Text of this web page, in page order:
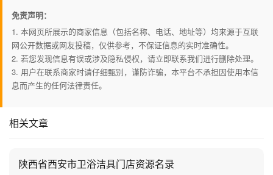
免责声明：
1. 本网页所展示的商家信息（包括名称、电话、地址等）均来源于互联
网公开数据或网友投稿，仅供参考，不保证信息的实时准确性。
2. 若您发现信息有误或涉及隐私侵权，请立即联系我们进行删除处理。
3. 用户在联系商家时请仔细甄别，谨防诈骗，本平台不承担因使用本信
息而产生的任何法律责任。
相关文章
陕西省西安市卫浴洁具门店资源名录